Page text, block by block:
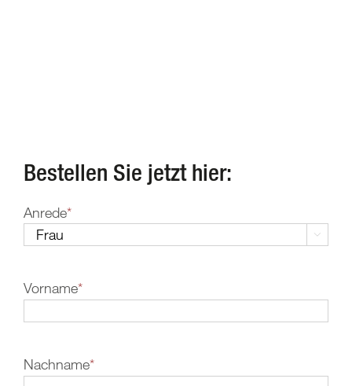
Bestellen Sie jetzt hier:
Anrede*

Vorname*
Nachname*